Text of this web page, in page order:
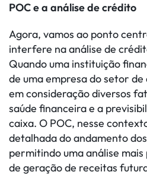
POC e a análise de crédito
Agora, vamos ao ponto
interfere na análise de
Quando uma instituição
de uma empresa do setor
em consideração diversos
saúde financeira e a
caixa. O POC, nesse
detalhada do andamento
permitindo uma análise
de geração de receitas